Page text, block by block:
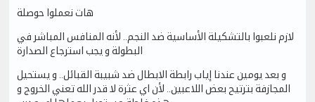
هات نعملوا حوصلة
لازم نلعبوا بالتشكيلة الأساسية ضد النجم.. لأنه المنافس المباشر في
البطولة و يجب استرجاع الصدارة
و بعد يومين عندنا إياب رابطة الابطال ضد شبيبة القبائل.. و يستحيل
المجازفة بترتيح بعض اللاعبين.. لأن اي عثرة لا قدر الله تعني الخروج و